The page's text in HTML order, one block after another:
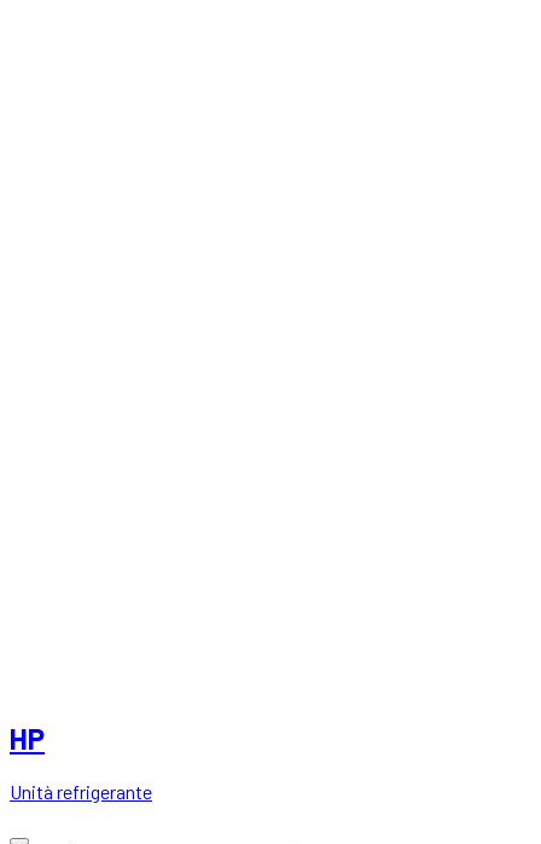
HP
Unità refrigerante